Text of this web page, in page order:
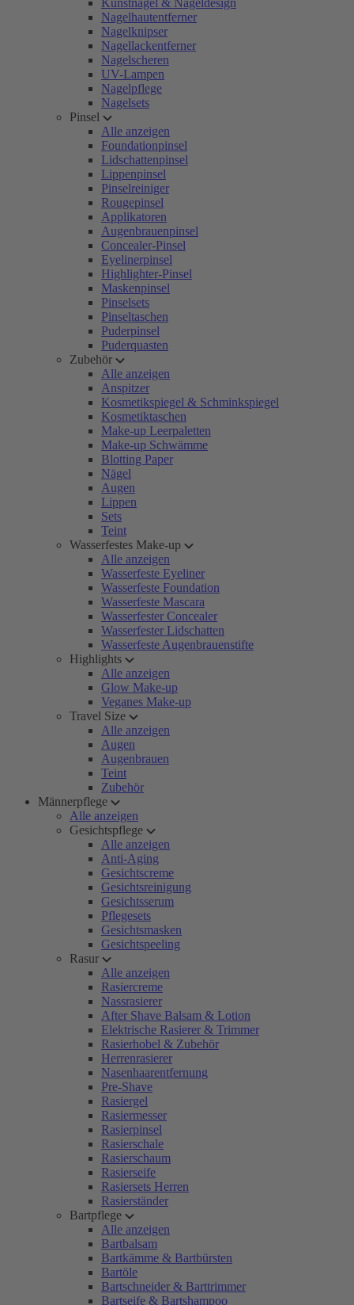
Kunstnägel & Nageldesign
Nagelhautentferner
Nagelknipser
Nagellackentferner
Nagelscheren
UV-Lampen
Nagelpflege
Nagelsets
Pinsel
Alle anzeigen
Foundationpinsel
Lidschattenpinsel
Lippenpinsel
Pinselreiniger
Rougepinsel
Applikatoren
Augenbrauenpinsel
Concealer-Pinsel
Eyelinerpinsel
Highlighter-Pinsel
Maskenpinsel
Pinselsets
Pinseltaschen
Puderpinsel
Puderquasten
Zubehör
Alle anzeigen
Anspitzer
Kosmetikspiegel & Schminkspiegel
Kosmetiktaschen
Make-up Leerpaletten
Make-up Schwämme
Blotting Paper
Nägel
Augen
Lippen
Sets
Teint
Wasserfestes Make-up
Alle anzeigen
Wasserfeste Eyeliner
Wasserfeste Foundation
Wasserfeste Mascara
Wasserfester Concealer
Wasserfester Lidschatten
Wasserfeste Augenbrauenstifte
Highlights
Alle anzeigen
Glow Make-up
Veganes Make-up
Travel Size
Alle anzeigen
Augen
Augenbrauen
Teint
Zubehör
Männerpflege
Alle anzeigen
Gesichtspflege
Alle anzeigen
Anti-Aging
Gesichtscreme
Gesichtsreinigung
Gesichtsserum
Pflegesets
Gesichtsmasken
Gesichtspeeling
Rasur
Alle anzeigen
Rasiercreme
Nassrasierer
After Shave Balsam & Lotion
Elektrische Rasierer & Trimmer
Rasierhobel & Zubehör
Herrenrasierer
Nasenhaarentfernung
Pre-Shave
Rasiergel
Rasiermesser
Rasierpinsel
Rasierschale
Rasierschaum
Rasierseife
Rasiersets Herren
Rasierständer
Bartpflege
Alle anzeigen
Bartbalsam
Bartkämme & Bartbürsten
Bartöle
Bartschneider & Barttrimmer
Bartseife & Bartshampoo